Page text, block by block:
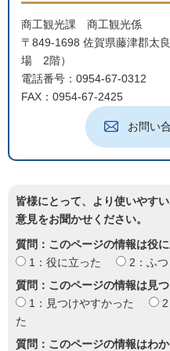
商工観光課 商工観光係
〒849-1698 佐賀県藤津郡太
場 2階）
電話番号：0954-67-0312
FAX：0954-67-2425
お問い
皆様にとって、より使いやす
意見をお聞かせください。
質問：このページの情報は役
1：役に立った
2：ふつ
質問：このページの情報は見
1：見つけやすかった
た
質問：このページの情報はわ